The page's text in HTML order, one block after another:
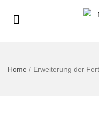
Home / Erweiterung der